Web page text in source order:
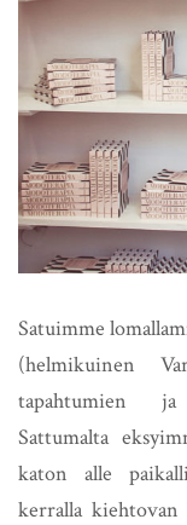
Satuimme
(helmikuinen
tapahtumien ja
Sattumalta
katon alle
kerralla kiehtovan